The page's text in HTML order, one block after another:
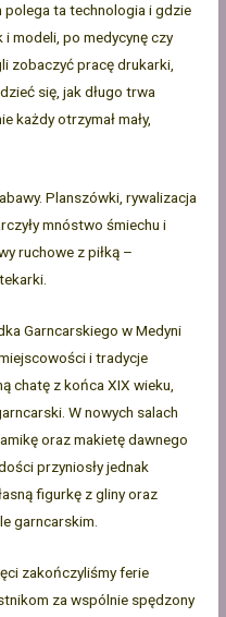
polega ta technologia i gdzie
modeli, po medycynę czy
zobaczyć pracę drukarki,
się, jak długo trwa
każdy otrzymał mały,
Planszówki, rywalizacja
mnóstwo śmiechu i
ruchowe z piłką –
Garncarskiego w Medyni
i tradycje
chatę z końca XIX wieku,
W nowych salach
oraz makietę dawnego
przyniosły jednak
figurkę z gliny oraz
garncarskim.
zakończyliśmy ferie
za wspólnie spędzony